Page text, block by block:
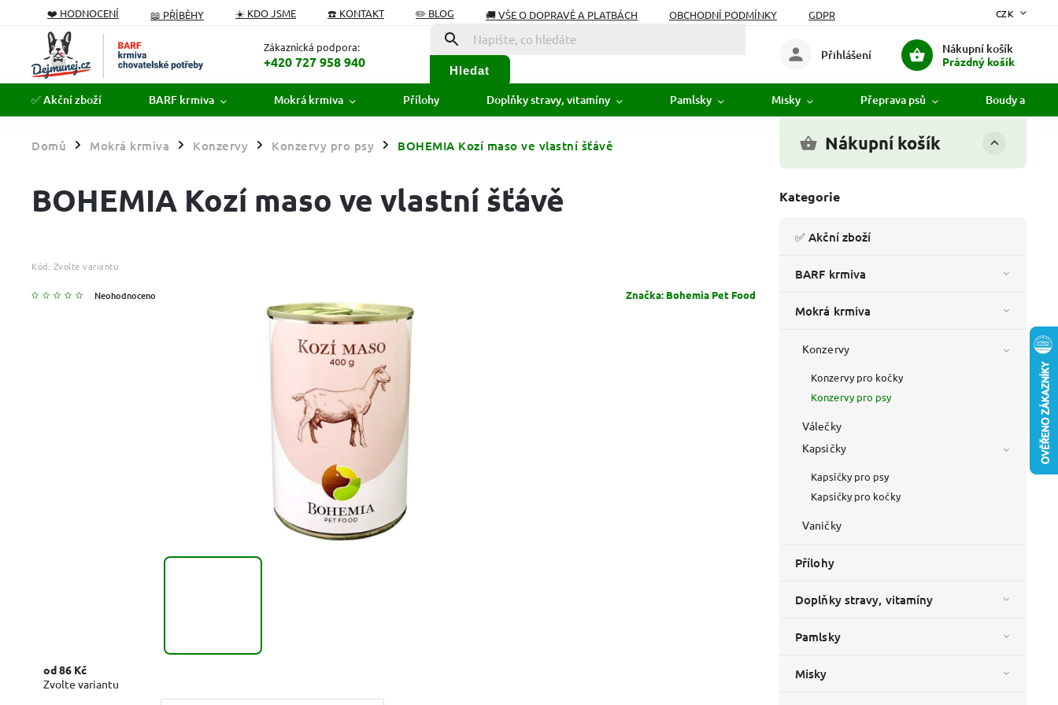
❤️ HODNOCENÍ 📖 PŘÍBĚHY ☀️ KDO JSME ☎️ KONTAKT ✏️ BLOG 🚚 VŠE O DOPRAVĚ A PLATBÁCH OBCHODNÍ PODMÍNKY
GDPR
PODÁVÁME POMOCNOU TLAPKU
SLOVNÍK POJMŮ
CZK
Zákaznická podpora:
+420 727 958 940
Hledat
Nákupní košík
Prázdný košík
Přihlášení
✅ Akční zboží BARF krmiva Mokrá krmiva Přílohy Doplňky stravy, vitamíny Pamlsky Misky Přeprava psů Boudy a
Domů / Mokrá krmiva / Konzervy / Konzervy pro psy / BOHEMIA Kozí maso ve vlastní šťávě Nákupní košík
Kategorie
✅ Akční zboží
BARF krmiva
Mokrá krmiva
Konzervy
Konzervy pro kočky
Konzervy pro psy
Válečky
Kapsičky
Kapsičky pro psy
Kapsičky pro kočky
Vaničky
Přílohy
Doplňky stravy, vitamíny
Pamlsky
Misky
BOHEMIA Kozí maso ve vlastní šťávě
Kód: Zvolte variantu
Neohodnoceno Značka: Bohemia Pet Food
od86 Kč
Zvolte variantu